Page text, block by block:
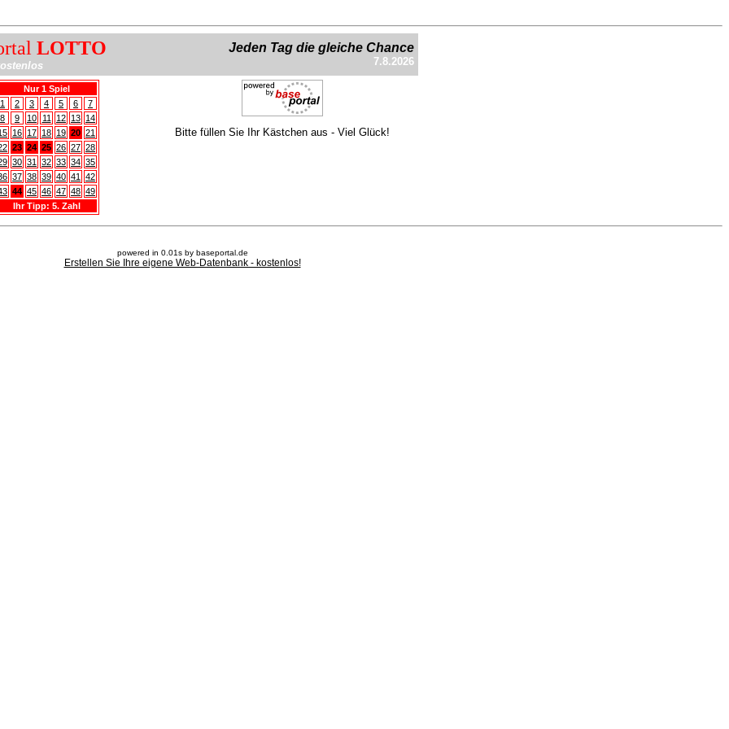
LOTTO Jeden Tag die gleiche Chance
7.8.2026
Nur 1 Spiel
1
2 3 4 5 6
7
8
9 10 11 12 13 14
16 17 18 19 20 21
23 24 25 26 27 28
30 31 32 33 34 35
37 38 39 40 41
42
44 45 46 47 48 49
Ihr Tipp: 5. Zahl
Bitte füllen Sie Ihr Kästchen aus - Viel Glück!
powered in 0.01s by baseportal.de
Erstellen Sie Ihre eigene Web-Datenbank - kostenlos!